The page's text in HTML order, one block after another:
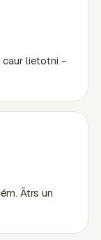
caur lietotni -
Ātrs un